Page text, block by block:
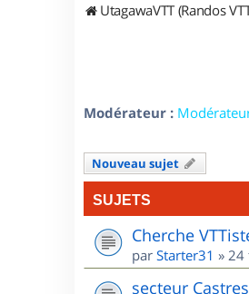
UtagawaVTT (Randos
Modérateur :
Nouveau sujet
SUJETS
Cherche
par Starter31 » 24
secteur